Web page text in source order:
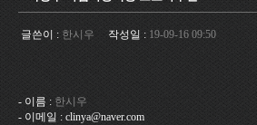
글쓴이 : 한시우 작성일 : 19-09-16 09:50
- 이름 : 한시우
- 이메일 : clinya@naver.com